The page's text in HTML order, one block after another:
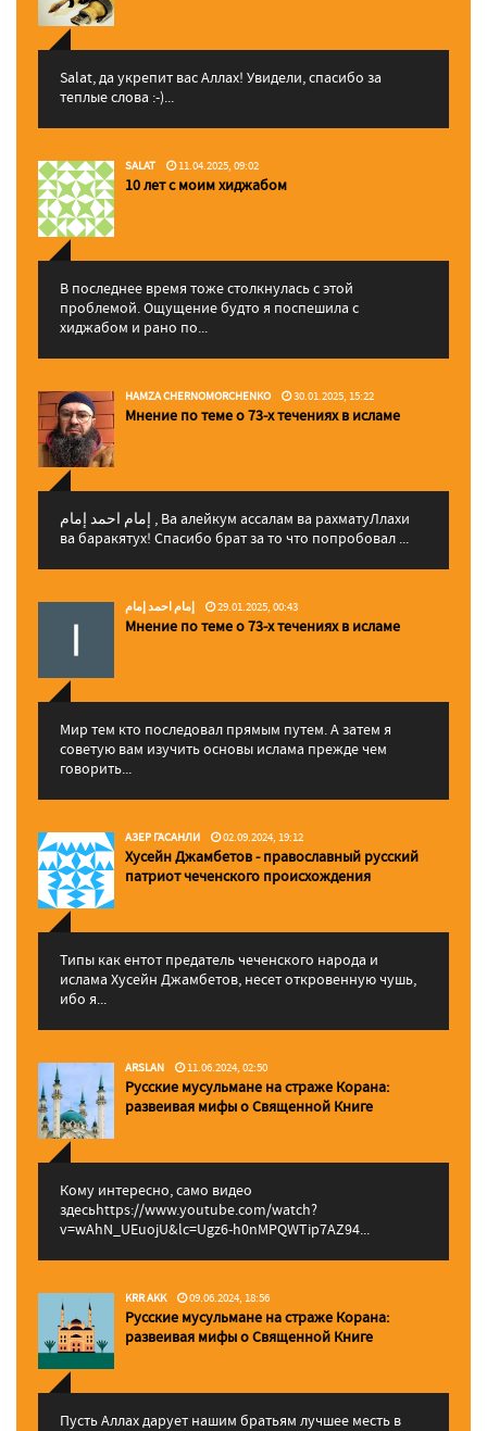
Salat, да укрепит вас Аллаx! Увидели, спасибо за
теплые слова :-)...
SALAT 11.04.2025, 09:02
10 лет с моим хиджабом
В последнее время тоже столкнулась с этой
проблемой. Ощущение будто я поспешила с
хиджабом и рано по...
HAMZA CHERNOMORCHENKO 30.01.2025, 15:22
Мнение по теме о 73-х течениях в исламе
إمام احمد إمام , Ва алейкум ассалам ва рахматуЛлахи
ва баракятух! Спасибо брат за то что попробовал ...
إمام احمد إمام 29.01.2025, 00:43
Мнение по теме о 73-х течениях в исламе
Мир тем кто последовал прямым путем. А затем я
советую вам изучить основы ислама прежде чем
говорить...
АЗЕР ГАСАНЛИ 02.09.2024, 19:12
Хусейн Джамбетов - православный русский
патриот чеченского происхождения
Типы как ентот предатель чеченского народа и
ислама Хусейн Джамбетов, несет откровенную чушь,
ибо я...
ARSLAN 11.06.2024, 02:50
Русские мусульмане на страже Корана:
pазвеивая мифы о Священной Книге
Кому интересно, само видео
здесьhttps://www.youtube.com/watch?
v=wAhN_UEuojU&lc=Ugz6-h0nMPQWTip7AZ94...
KRR AKK 09.06.2024, 18:56
Русские мусульмане на страже Корана:
pазвеивая мифы о Священной Книге
Пусть Аллах дарует нашим братьям лучшее месть в